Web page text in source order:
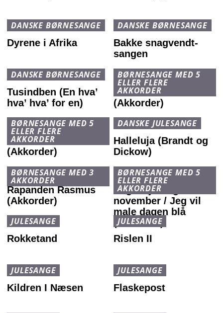
DANSKE BØRNESANGE
Dyrene i Afrika
DANSKE BØRNESANGE
Bakke snagvendt-
sangen
DANSKE BØRNESANGE
Tusindben (En hva’
hva’ hva’ for en)
BØRNESANGE MED 5
ELLER FLERE
AKKORDER
Sensommervise
(Akkorder)
BØRNESANGE MED 5
ELLER FLERE
AKKORDER
Solen er så rød mor
(Akkorder)
DANSKE JULESANGE
Halleluja (Brandt og
Dickow)
BØRNESANGE MED 3
AKKORDER
Rapanden Rasmus
(Akkorder)
BØRNESANGE MED 5
ELLER FLERE
AKKORDER
Regnvejrsdag i
november / Jeg vil
male dagen blå
(Akkorder)
JULESANGE
Rokketand
JULESANGE
Rislen II
JULESANGE
Kildren I Næsen
JULESANGE
Flaskepost